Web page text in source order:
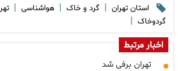
استان تهران | گرد و خاک | هواشناسی |
گردوخاک |
اخبار مرتبط
تهران برفی شد